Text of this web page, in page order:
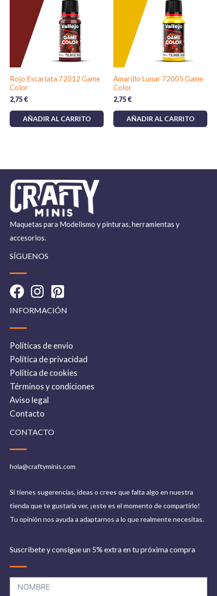
Rojo Escarlata 72012 Game
Color
2,75€
AÑADIR AL CARRITO
Amarillo Lunar 72005 Game
Color
2,75€
AÑADIR AL CARRITO
Maquetas para Modelismo y pinturas, herramientas y
accesorios.
SÍGUENOS
INFORMACIÓN
Políticas de envío
Política de privacidad
Política de cookies
Términos y condiciones
Aviso legal
Contacto
CONTACTO
hola@craftyminis.com
Si tienes sugerencias, ideas o crees que falta algo en nuestra
tienda que te gustaría ver, ¡este es el momento de compartirlo!
Tu opinión nos ayuda a adaptarnos a lo que realmente necesitas.
Suscríbete y consigue un 5% extra en tu próxima compra